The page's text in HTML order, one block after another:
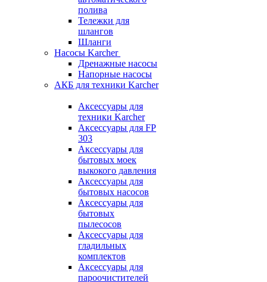
полива
Тележки для
шлангов
Шланги
Насосы Karcher
Дренажные насосы
Напорные насосы
АКБ для техники Karcher
Аксессуары для
техники Karcher
Аксессуары для FP
303
Аксессуары для
бытовых моек
выкокого давления
Аксессуары для
бытовых насосов
Аксессуары для
бытовых
пылесосов
Аксессуары для
гладильных
комплектов
Аксессуары для
пароочистителей